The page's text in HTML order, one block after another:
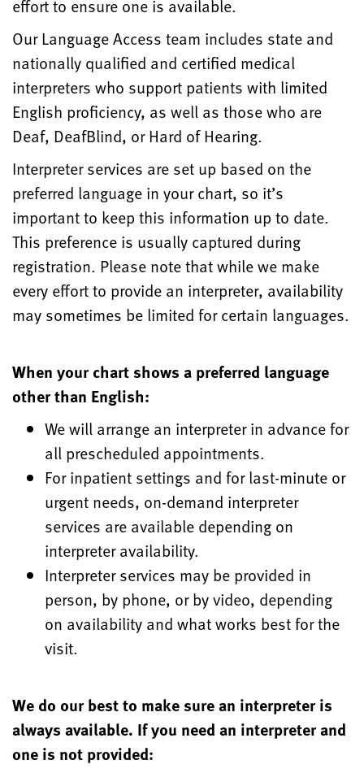
effort to ensure one is available.
Our Language Access team includes state and
nationally qualified and certified medical
interpreters who support patients with limited
English proficiency, as well as those who are
Deaf, DeafBlind, or Hard of Hearing.
Interpreter services are set up based on the
preferred language in your chart, so it’s
important to keep this information up to date.
This preference is usually captured during
registration. Please note that while we make
every effort to provide an interpreter, availability
may sometimes be limited for certain languages.
When your chart shows a preferred language
other than English:
We will arrange an interpreter in advance for
all prescheduled appointments.
For inpatient settings and for last-minute or
urgent needs, on-demand interpreter
services are available depending on
interpreter availability.
Interpreter services may be provided in
person, by phone, or by video, depending
on availability and what works best for the
visit.
We do our best to make sure an interpreter is
always available. If you need an interpreter and
one is not provided: